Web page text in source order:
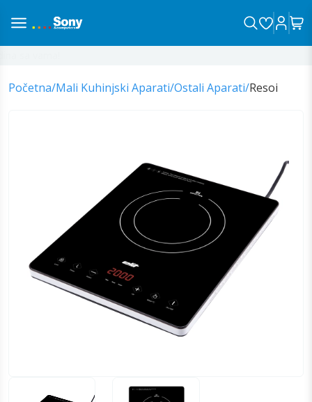
Početna/Mali Kuhinjski Aparati/Ostali Aparati/Resoi